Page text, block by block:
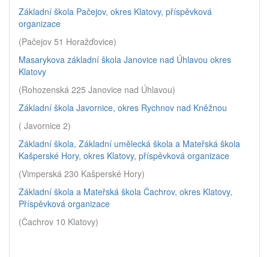
Základní škola Pačejov, okres Klatovy, příspěvková
organizace
(Pačejov 51 Horažďovice)
Masarykova základní škola Janovice nad Úhlavou okres
Klatovy
(Rohozenská 225 Janovice nad Úhlavou)
Základní škola Javornice, okres Rychnov nad Kněžnou
( Javornice 2)
Základní škola, Základní umělecká škola a Mateřská škola
Kašperské Hory, okres Klatovy, příspěvková organizace
(Vimperská 230 Kašperské Hory)
Základní škola a Mateřská škola Čachrov, okres Klatovy,
Příspěvková organizace
(Čachrov 10 Klatovy)